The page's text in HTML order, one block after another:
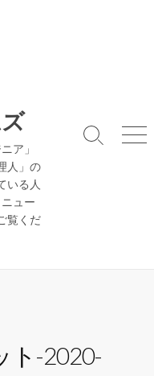
ア」
人」の
いる人
ュー
覧くだ
検
メ
ト-2020-